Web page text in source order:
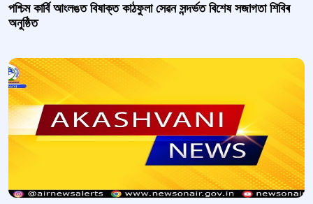
পশ্চিম কাৰ্বি আংলঙত বিষাক্ত কাঠফুলা সেৱন সন্দৰ্ভত বিশেষ সজাগতা শিবিৰ
অনুষ্ঠিত